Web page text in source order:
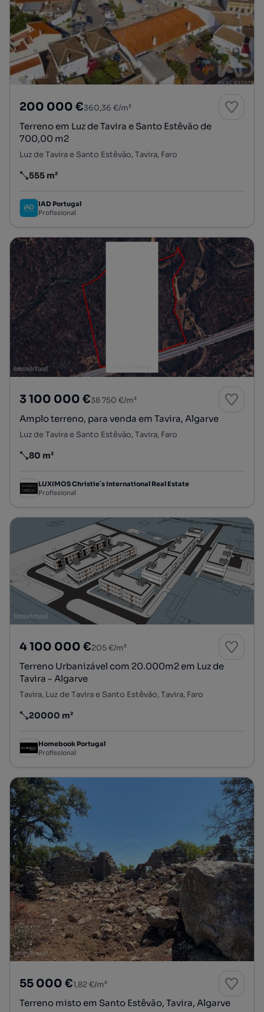
200 000 €360,36 €/m²
Terreno em Luz de Tavira e Santo Estêvão de
700,00 m2
Luz de Tavira e Santo Estêvão, Tavira, Faro
Preço por metro quadrado
555 m²
IAD Portugal
Profissional
3 100 000 €38 750 €/m²
Amplo terreno, para venda em Tavira, Algarve
Luz de Tavira e Santo Estêvão, Tavira, Faro
Preço por metro quadrado
80 m²
LUXIMOS Christie´s International Real Estate
Profissional
4 100 000 €205 €/m²
Terreno Urbanizável com 20.000m2 em Luz de
Tavira - Algarve
Tavira, Luz de Tavira e Santo Estêvão, Tavira, Faro
Preço por metro quadrado
20000 m²
Homebook Portugal
Profissional
55 000 €1,82 €/m²
Terreno misto em Santo Estêvão, Tavira, Algarve